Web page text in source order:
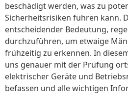
beschädigt werden, was zu
Sicherheitsrisiken führen kann.
entscheidender Bedeutung,
durchzuführen, um etwaige
frühzeitig zu erkennen. In
uns genauer mit der Prüfung
elektrischer Geräte und
befassen und alle wichtigen